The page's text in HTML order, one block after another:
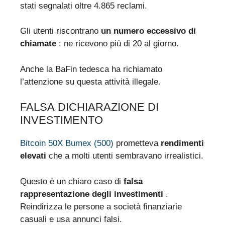
stati segnalati oltre 4.865 reclami.
Gli utenti riscontrano un numero eccessivo di
chiamate : ne ricevono più di 20 al giorno.
Anche la BaFin tedesca ha richiamato
l’attenzione su questa attività illegale.
FALSA DICHIARAZIONE DI
INVESTIMENTO
Bitcoin 50X Bumex (500) prometteva rendimenti
elevati che a molti utenti sembravano irrealistici.
Questo è un chiaro caso di falsa
rappresentazione degli investimenti .
Reindirizza le persone a società finanziarie
casuali e usa annunci falsi.